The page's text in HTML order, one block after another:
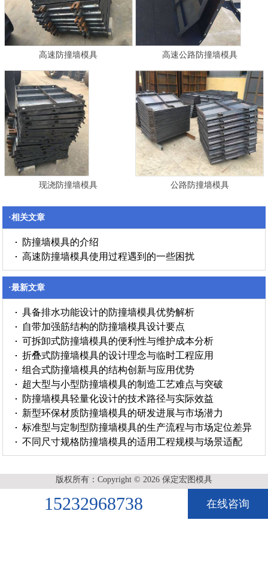
高速防撞墙模具 高速公路防撞墙模具
现浇防撞墙模具 公路防撞墙模具
·相关文章
防撞墙模具的介绍
高速防撞墙模具使用过程遇到的一些困扰
·最新文章
具备排水功能设计的防撞墙模具优势解析
自带加强筋结构的防撞墙模具设计要点
可拆卸式防撞墙模具的便利性与维护成本分析
折叠式防撞墙模具的设计理念与临时工程应用
组合式防撞墙模具的结构创新与应用优势
超大型与小型防撞墙模具的制造工艺难点与突破
防撞墙模具轻量化设计的技术路径与实际效益
新型环保材质防撞墙模具的研发进展与市场潜力
标准型与定制型防撞墙模具的生产流程与市场定位差异
不同尺寸规格防撞墙模具的适用工程规模与场景适配
版权所有：Copyright © 2026 保定宏图模具
15232968738 在线咨询